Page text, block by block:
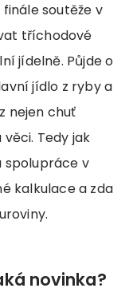
soutěže v
tříchodové
jídelně. Půjde o
jídlo z ryby a
nejen chuť
Tedy jak
spolupráce v
kalkulace a zda
novinka?